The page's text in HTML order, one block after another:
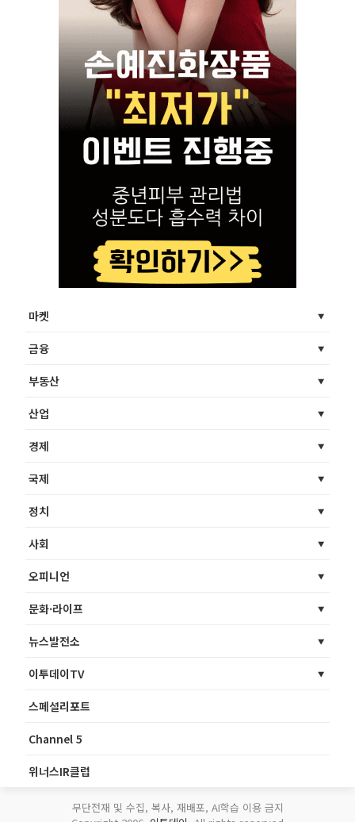
마켓
금융
부동산
산업
경제
국제
정치
사회
오피니언
문화·라이프
뉴스발전소
이투데이TV
스페셜리포트
Channel 5
위너스IR클럽
무단전재 및 수집, 복사, 재배포, AI학습 이용 금지